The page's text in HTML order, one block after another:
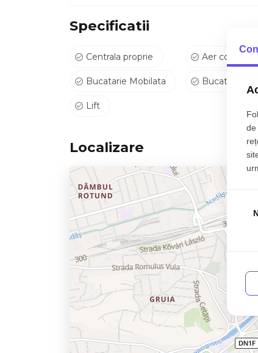
Specificatii
Centrala proprie Aer
Bucatarie Mobilata Bucatarie
Lift
Localizare
de